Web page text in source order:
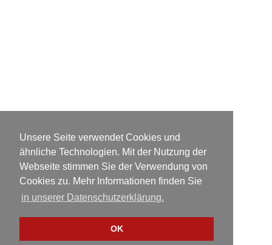
Unsere Seite verwendet Cookies und
ähnliche Technologien. Mit der Nutzung der
Webseite stimmen Sie der Verwendung von
Cookies zu. Mehr Informationen finden Sie
in unserer Datenschutzerklärung.
OK